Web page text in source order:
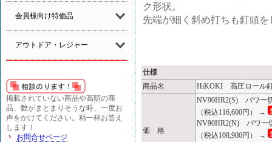
会員様向け特価品
アウトドア・レジャー
掲載されていない商品や高額の商
品、数がまとまりそうな時、一度お
声をかけてください。精一杯お答え
します！
お問合せページ
ク形状。
先端が細く斜め打ちも釘頭
仕様
商品名
HiKOKI 高圧ロール
価 格
NV90HR2(S) パワー
（税込116,600円） →
NV90HR2(N) パワー
（税込108,900円） →